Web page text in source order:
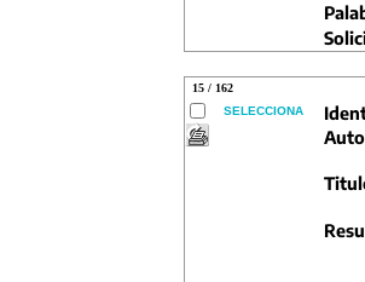
15 / 162
SELECCIONA